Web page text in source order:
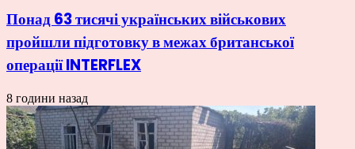
Понад 63 тисячі українських військових
пройшли підготовку в межах британської
операції INTERFLEX
8 години назад